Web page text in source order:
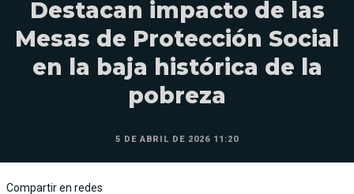
Destacan impacto de las
Mesas de Protección Social
en la baja histórica de la
pobreza
5 DE ABRIL DE 2026 11:20
Compartir en redes